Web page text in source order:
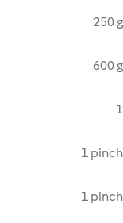
250 g
600 g
1
1 pinch
1 pinch